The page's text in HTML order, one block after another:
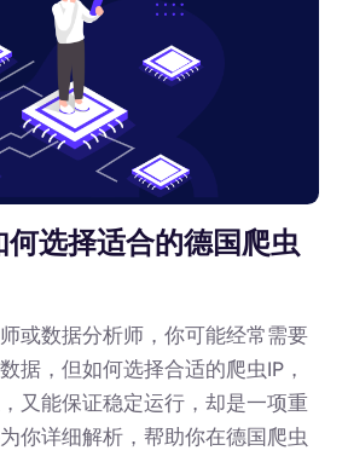
选择适合的德国爬虫
或数据分析师，你可能经常需要
据，但如何选择合适的爬虫IP，
又能保证稳定运行，却是一项重
你详细解析，帮助你在德国爬虫